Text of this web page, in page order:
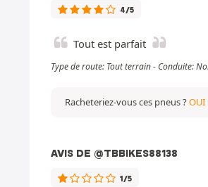
4/5
Tout est parfait
Type de route: Tout terrain - Conduite:
Racheteriez-vous ces pneus ?OUI
AVIS DE @TBBIKES88138
1/5